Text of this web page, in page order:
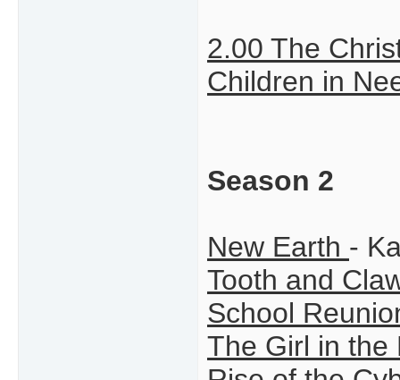
2.00 The
Children in
Season 2
New Earth -
Tooth and
School
The Girl in the